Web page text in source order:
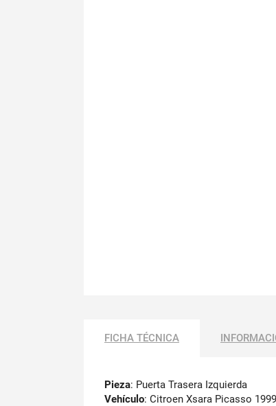
FICHA TÉCNICA
Pieza: Puerta Trasera Izquierda
Vehículo: Citroen Xsara Picasso